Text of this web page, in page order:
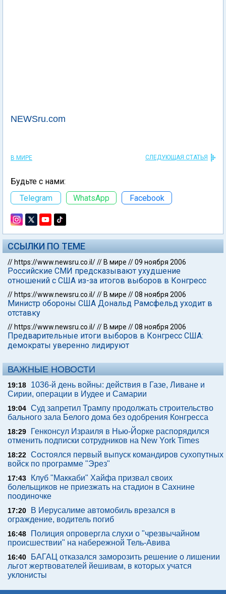
NEWSru.com
В МИРЕ СЛЕДУЮЩАЯ СТАТЬЯ
Будьте с нами:
Telegram
WhatsApp Facebook
ССЫЛКИ ПО ТЕМЕ
// https://www.newsru.co.il/// В мире //09 ноября 2006
Российские СМИ предсказывают ухудшение
отношений с США из-за итогов выборов в Конгресс
// https://www.newsru.co.il/// В мире //08 ноября 2006
Министр обороны США Дональд Рамсфельд уходит в
отставку
// https://www.newsru.co.il/// В мире //08 ноября 2006
Предварительные итоги выборов в Конгресс США:
демократы уверенно лидируют
ВАЖНЫЕ НОВОСТИ
19:18
1036-й день войны: действия в Газе, Ливане и
Сирии, операции в Иудее и Самарии
19:04 Суд запретил Трампу продолжать строительство
бального зала Белого дома без одобрения Конгресса
18:29
Генконсул Израиля в Нью-Йорке распорядился
отменить подписки сотрудников на New York Times
18:22 Состоялся первый выпуск командиров сухопутных
войск по программе "Эрез"
17:43
Клуб "Маккаби" Хайфа призвал своих
болельщиков не приезжать на стадион в Сахнине
поодиночке
17:20
В Иерусалиме автомобиль врезался в
ограждение, водитель погиб
16:48
Полиция опровергла слухи о "чрезвычайном
происшествии" на набережной Тель-Авива
16:40
БАГАЦ отказался заморозить решение о лишении
льгот жертвователей йешивам, в которых учатся
уклонисты